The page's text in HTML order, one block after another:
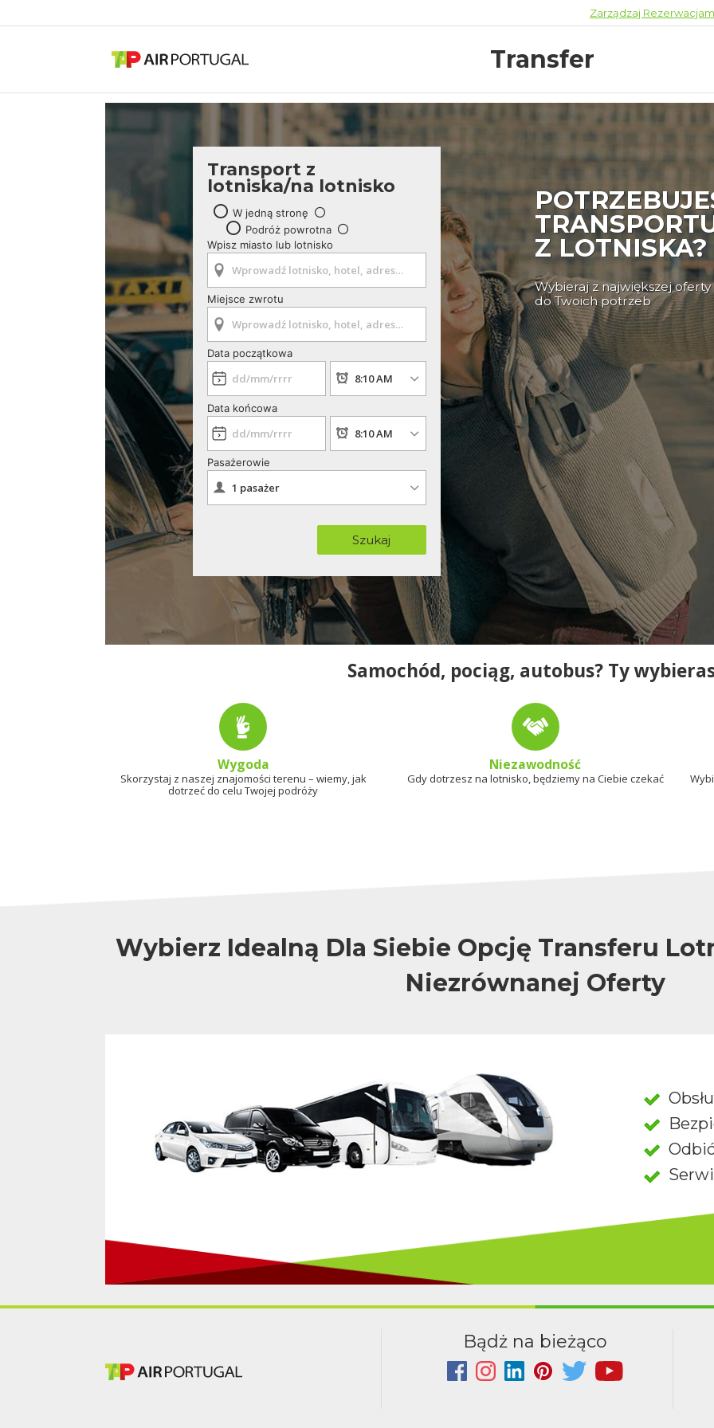
Zarządzaj
Transfer
Transport z
lotniska/na lotnisko
W jedną stronę
Podróż powrotna
Wpisz miasto lub lotnisko
Miejsce zwrotu
Data początkowa
Data końcowa
Pasażerowie
Szukaj
Z LOTNISKA?
Wybieraj z największej
do Twoich potrzeb
Samochód, pociąg, autobus? Ty
Wygoda
Skorzystaj z naszej znajomości terenu – wiemy, jak
dotrzeć do celu Twojej podróży
Niezawodność
Gdy dotrzesz na lotnisko, będziemy na Ciebie czekać
Wybierz Idealną Dla Siebie Opcję Transferu
Niezrównanej Oferty
Bądż na bieżąco